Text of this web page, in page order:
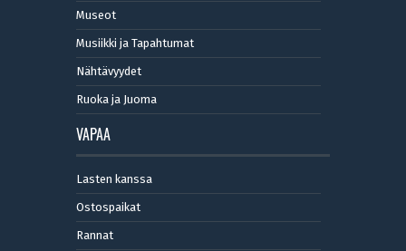
Museot
Musiikki ja Tapahtumat
Nähtävyydet
Ruoka ja Juoma
VAPAA
Lasten kanssa
Ostospaikat
Rannat